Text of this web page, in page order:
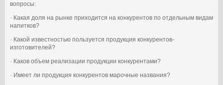
вопросы:
· Какая доля на рынке приходится на конкурентов по отдельным видам
напитков?
· Какой известностью пользуется продукция конкурентов-
изготовителей?
· Каков объем реализации продукции конкурентами?
· Имеет ли продукция конкурентов марочные названия?